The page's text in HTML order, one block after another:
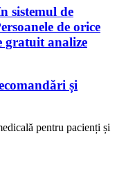
sistemul de
de orice
gratuit analize
și
pentru pacienți și